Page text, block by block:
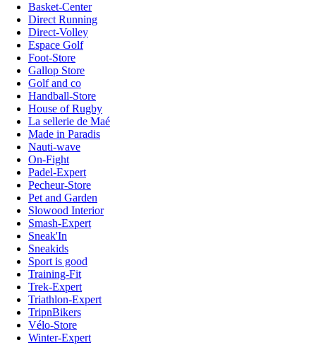
Basket-Center
Direct Running
Direct-Volley
Espace Golf
Foot-Store
Gallop Store
Golf and co
Handball-Store
House of Rugby
La sellerie de Maé
Made in Paradis
Nauti-wave
On-Fight
Padel-Expert
Pecheur-Store
Pet and Garden
Slowood Interior
Smash-Expert
Sneak'In
Sneakids
Sport is good
Training-Fit
Trek-Expert
Triathlon-Expert
TripnBikers
Vélo-Store
Winter-Expert